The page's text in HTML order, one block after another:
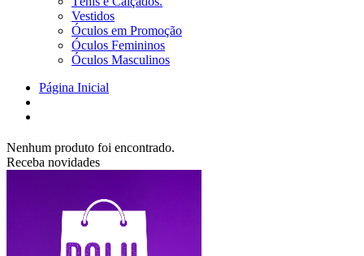
Vestidos
Óculos em Promoção
Óculos Femininos
Óculos Masculinos
Página Inicial
Nenhum produto foi encontrado.
Receba novidades